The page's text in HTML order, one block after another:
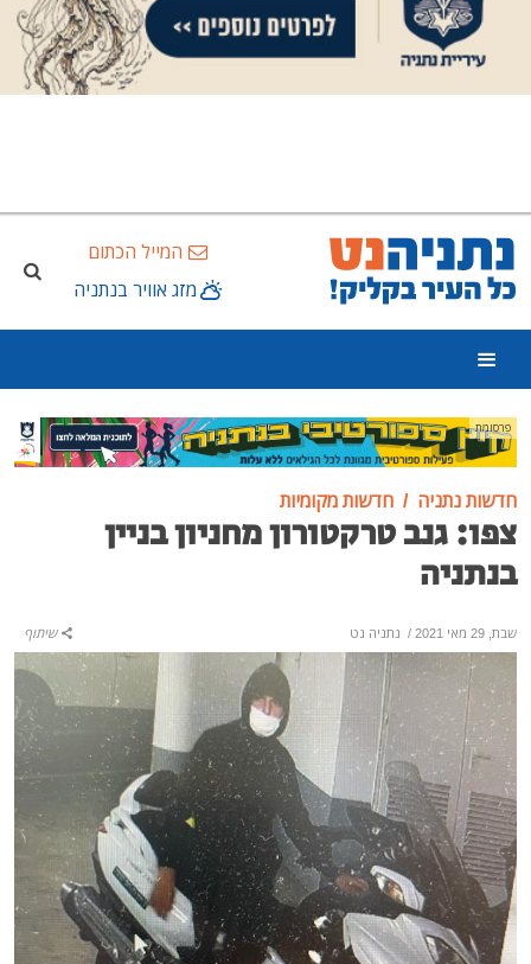
המייל הכתום
מזג אוויר בנתניה
פרסומת
חדשות נתניה חדשות מקומיות
צפו: גנב טרקטורון מחניון בניין
בנתניה
שבת, 29 מאי 2021 / נתניה נט שיתוף